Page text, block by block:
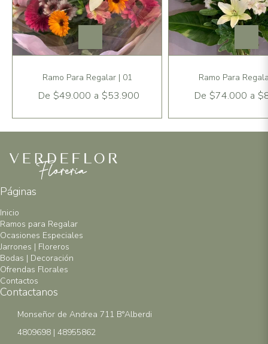
Ramo Para Regalar | 01
De $49.000 a $53.900
Ramo Para
De $74.000 a
Páginas
Inicio
Ramos para Regalar
Ocasiones Especiales
Jarrones | Floreros
Bodas | Decoración
Ofrendas Florales
Contactos
Contactanos
Monseñor de Andrea 711 B°Alberdi
4809698 | 48955862